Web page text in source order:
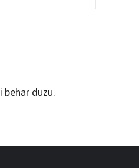
behar duzu.